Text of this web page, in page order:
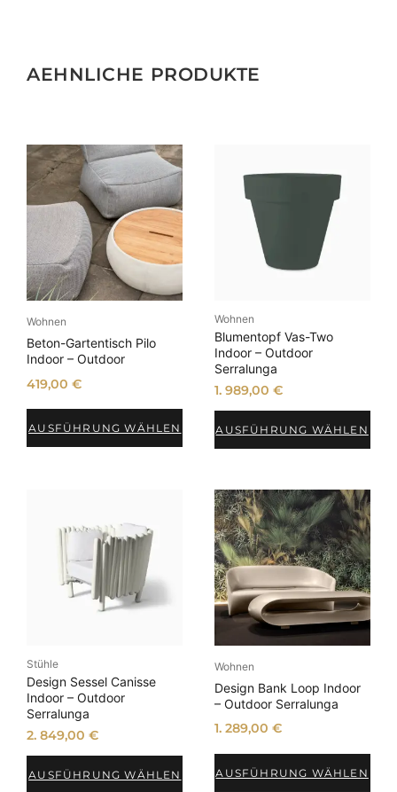
AEHNLICHE PRODUKTE
Wohnen
Beton-Gartentisch Pilo
Indoor – Outdoor
419,00€
AUSFÜHRUNG WÄHLEN
Wohnen
Blumentopf Vas-Two
Indoor – Outdoor
Serralunga
1. 989,00 €
AUSFÜHRUNG WÄHLEN
Stühle
Design Sessel Canisse
Indoor – Outdoor
Serralunga
2. 849,00€
AUSFÜHRUNG WÄHLEN
Wohnen
Design Bank Loop Indoor
– Outdoor Serralunga
1. 289,00 €
AUSFÜHRUNG WÄHLEN